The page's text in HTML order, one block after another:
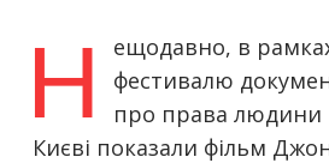
Н
ещодавно, в
фестивалю
про права людини
Києві показали фільм